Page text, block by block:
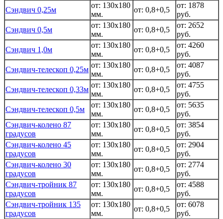
Сэндвич 0,25м
от: 130x180
мм.
от: 0,8+0,5
от: 1878
руб.
Сэндвич 0,5м
от: 130x180
мм.
от: 0,8+0,5
от: 2652
руб.
Сэндвич 1,0м
от: 130x180
мм.
от: 0,8+0,5
от: 4260
руб.
Сэндвич-телескоп 0,25м
от: 130x180
мм.
от: 0,8+0,5
от: 4087
руб.
Сэндвич-телескоп 0,33м
от: 130x180
мм.
от: 0,8+0,5
от: 4755
руб.
Сэндвич-телескоп 0,5м
от: 130x180
мм.
от: 0,8+0,5
от: 5635
руб.
Сэндвич-колено 87
градусов
от: 130x180
мм.
от: 0,8+0,5
от: 3854
руб.
Сэндвич-колено 45
градусов
от: 130x180
мм.
от: 0,8+0,5
от: 2904
руб.
Сэндвич-колено 30
градусов
от: 130x180
мм.
от: 0,8+0,5
от: 2774
руб.
Сэндвич-тройник 87
градусов
от: 130x180
мм.
от: 0,8+0,5
от: 4588
руб.
Сэндвич-тройник 135
градусов
от: 130x180
мм.
от: 0,8+0,5
от: 6078
руб.